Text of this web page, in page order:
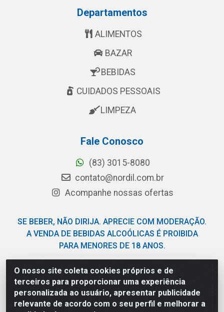
O nosso site coleta cookies próprios e de
terceiros para proporcionar uma experiência
personalizada ao usuário, apresentar publicidade
relevante de acordo com o seu perfil e melhorar a
Departamentos
ALIMENTOS
BAZAR
BEBIDAS
CUIDADOS PESSOAIS
LIMPEZA
Fale Conosco
(83) 3015-8080
contato@nordil.com.br
Acompanhe nossas ofertas
SE BEBER, NÃO DIRIJA. APRECIE COM MODERAÇÃO.
A VENDA DE BEBIDAS ALCOÓLICAS É PROIBIDA
PARA MENORES DE 18 ANOS.
Nordil Distribuidora - Avenida Liberdade, 2738, Bloco F -
Sesi - Bayeux/PB - CEP 58.111-400 - CNPJ
03.775.813/0001-41